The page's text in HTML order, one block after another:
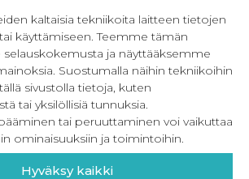
kaltaisia tekniikoita laitteen tietojen
käyttämiseen. Teemme tämän
ja näyttääksemme
Suostumalla näihin tekniikoihin
sivustolla tietoja, kuten
tai yksilöllisiä tunnuksia.
tai peruuttaminen voi vaikuttaa
ominaisuuksiin ja toimintoihin.
Hyväksy kaikki
Mystical Pockets